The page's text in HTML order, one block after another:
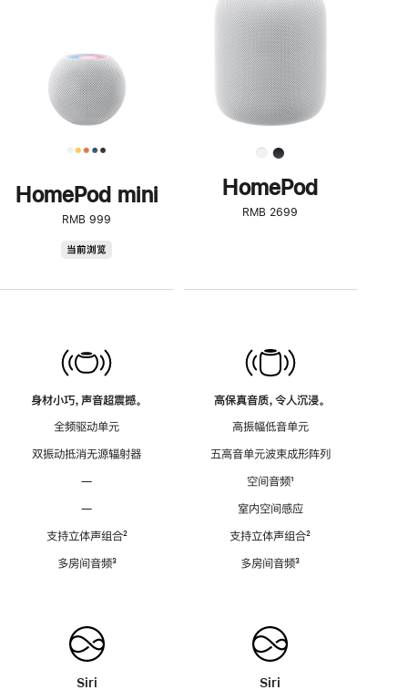
HomePod mini
RMB 999
当前浏览
身材小巧，声音超震撼。
全频驱动单元
双振动抵消无源辐射器
—
—
支持立体声组合脚
²
多房间音频脚
³
Siri
了
解
HomePod<
HomePod
RMB 2699
高保真音质，令人沉浸。
高振幅低音单元
五高音单元波束成形阵列
空间音频脚
¹
室内空间感应
支持立体声组合脚
²
多房间音频脚
³
Siri